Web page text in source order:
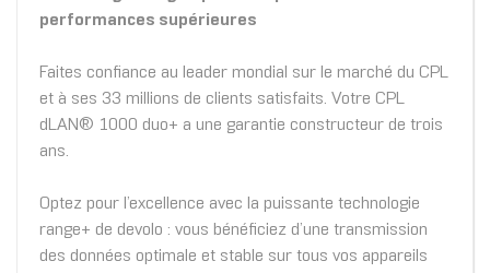
performances supérieures
Faites confiance au leader mondial sur le marché du CPL
et à ses 33 millions de clients satisfaits. Votre CPL
dLAN® 1000 duo+ a une garantie constructeur de trois
ans.
Optez pour l’excellence avec la puissante technologie
range+ de devolo : vous bénéficiez d’une transmission
des données optimale et stable sur tous vos appareils